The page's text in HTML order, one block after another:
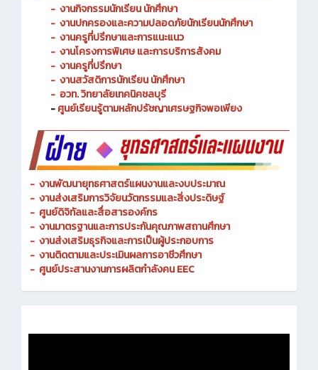
- งานกิจกรรมนักเรียน นักศึกษา
- งานปกครองและความปลอดภัยนักเรียนนักศึกษา
- งานครูที่ปรึกษาและการแนะแนว
- งานโครงการพิเศษ และการบริการสังคม
- งานครูที่ปรึกษา
- งานสวัสดิการนักเรียน นักศึกษา
- อวท. วิทยาลัยเทคนิคชลบุรี
-ศูนย์เรียนรู้ตามหลักปรัชญาเศรษฐกิจพอเพียง
- งานพัฒนายุทธศาสตร์แผนงานและงบประมาณ
- งานส่งเสริมการวิจัยนวัตกรรมและสิ่งประดิษฐ์
- ศูนย์ดิจิทัลและสื่อสารองค์กร
- งานมาตรฐานและการประกันคุณภาพสถานศึกษา
- งานส่งเสริมธุรกิจและการเป็นผู้ประกอบการ
- งานติดตามและประเมินผลการอาชีวศึกษา
- ศูนย์ประสานงานการผลิตกำลังคน EEC